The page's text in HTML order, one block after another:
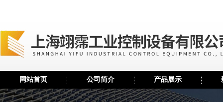
网站首页 公司简介 产品展示